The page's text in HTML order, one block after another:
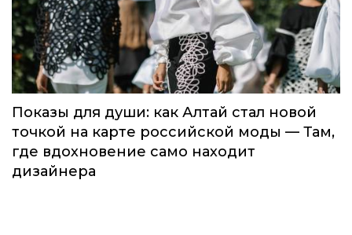
Показы для души: как Алтай стал новой
точкой на карте российской моды — Там,
где вдохновение само находит
дизайнера